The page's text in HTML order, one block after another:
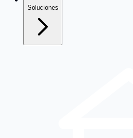
Soluciones